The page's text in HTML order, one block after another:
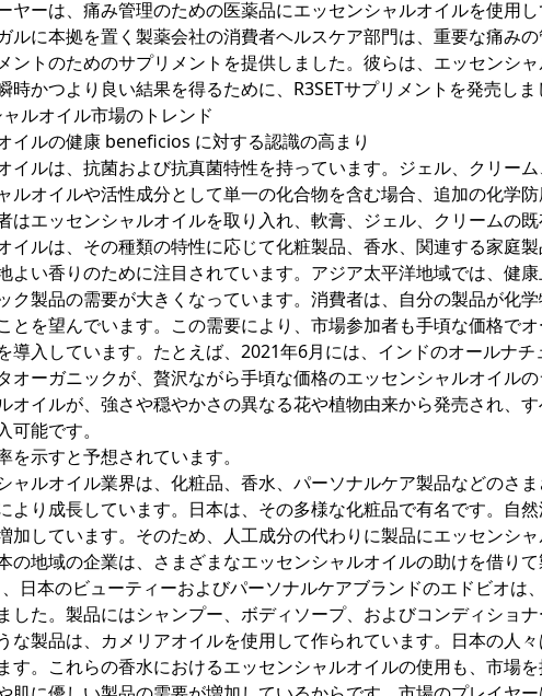
ヤーは、痛み管理のための医薬品にエッセンシャルオイルを使用
ルに本拠を置く製薬会社の消費者ヘルスケア部門は、重要な痛み
ントのためのサプリメントを提供しました。彼らは、エッセンシ
時かつより良い結果を得るために、R3SETサプリメントを発売しま
ルオイル市場のトレンド
イルの健康 beneficios に対する認識の高まり
イルは、抗菌および抗真菌特性を持っています。ジェル、クリー
ルオイルや活性成分として単一の化合物を含む場合、追加の化学
はエッセンシャルオイルを取り入れ、軟膏、ジェル、クリームの既
イルは、その種類の特性に応じて化粧製品、香水、関連する家庭
よい香りのために注目されています。アジア太平洋地域では、健
ク製品の需要が大きくなっています。消費者は、自分の製品が化
とを望んでいます。この需要により、市場参加者も手頃な価格で
導入しています。たとえば、2021年6月には、インドのオールナ
オーガニックが、贅沢ながら手頃な価格のエッセンシャルオイル
オイルが、強さや穏やかさの異なる花や植物由来から発売され、
可能です。
を示すと予想されています。
ャルオイル業界は、化粧品、香水、パーソナルケア製品などのさ
より成長しています。日本は、その多様な化粧品で有名です。自
加しています。そのため、人工成分の代わりに製品にエッセンシ
の地域の企業は、さまざまなエッセンシャルオイルの助けを借り
日本のビューティーおよびパーソナルケアブランドのエドビオは
した。製品にはシャンプー、ボディソープ、およびコンディショ
な製品は、カメリアオイルを使用して作られています。日本の人
す。これらの香水におけるエッセンシャルオイルの使用も、市場